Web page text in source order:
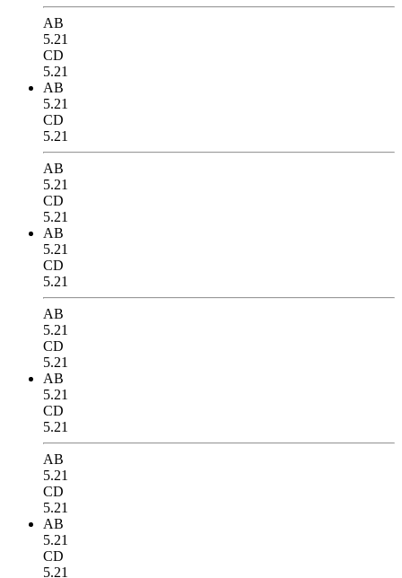
AB
5.21
CD
5.21
AB
5.21
CD
5.21
AB
5.21
CD
5.21
AB
5.21
CD
5.21
AB
5.21
CD
5.21
AB
5.21
CD
5.21
AB
5.21
CD
5.21
AB
5.21
CD
5.21